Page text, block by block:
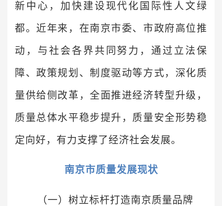
新中心，加快建设现代化国际性人文绿
都。近年来，在南京市委、市政府高位推
动，与社会各界共同努力，通过立法保
障、政策规划、制度驱动等方式，深化质
量供给侧改革，全面推进经济转型升级，
质量总体水平稳步提升，质量安全形势稳
定向好，有力支撑了经济社会发展。
南京市质量发展现状
（一）树立标杆打造南京质量品牌